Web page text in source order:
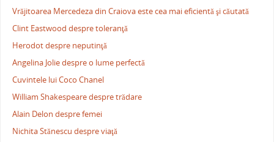
Vrăjitoarea Mercedeza din Craiova este cea mai eficientă şi căutată
Clint Eastwood despre toleranţă
Herodot despre neputinţă
Angelina Jolie despre o lume perfectă
Cuvintele lui Coco Chanel
William Shakespeare despre trădare
Alain Delon despre femei
Nichita Stănescu despre viaţă